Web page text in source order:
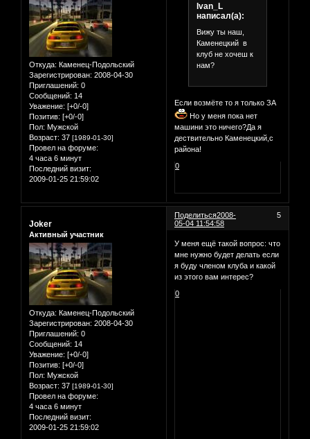
Откуда: Каменец-Подольский
Зарегистрирован: 2008-04-30
Приглашений: 0
Сообщений: 14
Уважение: [+0/-0]
Позитив: [+0/-0]
Пол: Мужской
Возраст: 37 [1989-01-30]
Провел на форуме:
4 часа 6 минут
Последний визит:
2009-01-25 21:59:02
Ivan_L
написал(а):
Вижу ты наш,
Каменецкий в
клуб не хочеш к
нам?
Если возмёте то я только ЗА
Но у меня пока нет
машини это ничего?Да я
дествительно Каменецкий,с
района!
0
Поделиться 5
2008-
05-04 11:54:58
Joker
Активный участник
Откуда: Каменец-Подольский
Зарегистрирован: 2008-04-30
Приглашений: 0
Сообщений: 14
Уважение: [+0/-0]
Позитив: [+0/-0]
Пол: Мужской
Возраст: 37 [1989-01-30]
Провел на форуме:
4 часа 6 минут
Последний визит:
2009-01-25 21:59:02
У меня ещё такой вопрос: что
мне нужно будет делать если
я буду членом клуба и какой
из этого вам интерес?
0